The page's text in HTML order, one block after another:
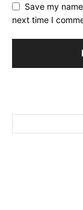
Save my
next time I